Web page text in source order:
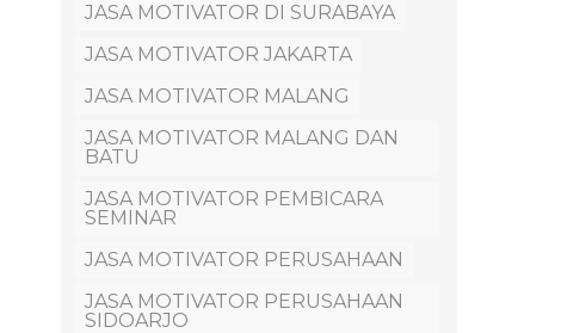
JASA MOTIVATOR DI SURABAYA
JASA MOTIVATOR JAKARTA
JASA MOTIVATOR MALANG
JASA MOTIVATOR MALANG DAN
BATU
JASA MOTIVATOR PEMBICARA
SEMINAR
JASA MOTIVATOR PERUSAHAAN
JASA MOTIVATOR PERUSAHAAN
SIDOARJO